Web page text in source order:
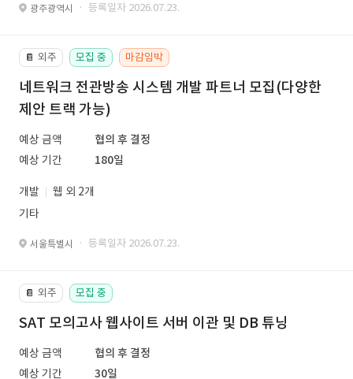
광주광역시 · 등록일자 2026.07.23.
📔 외주 모집 중 마감임박
네트워크 전관방송 시스템 개발 파트너 모집(다양한
제안 트랙 가능)
예상 금액
협의 후 결정
예상 기간
180일
개발
웹 외 2개
기타
서울특별시 · 등록일자 2026.07.23.
📔 외주 모집 중
SAT 모의고사 웹사이트 서버 이관 및 DB 튜닝
예상 금액
협의 후 결정
예상 기간
30일